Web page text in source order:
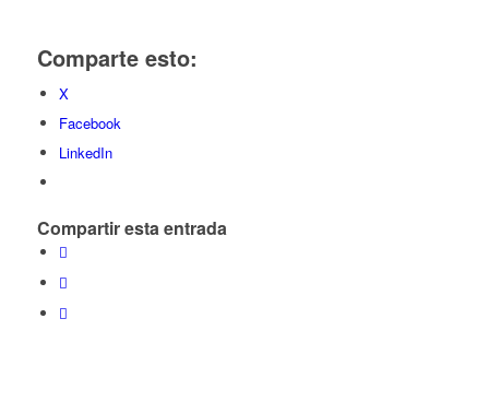
Comparte esto:
X
Facebook
LinkedIn
Compartir esta entrada